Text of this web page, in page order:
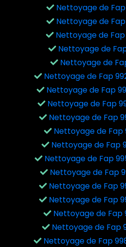
Nettoyage de
Nettoyage de
Nettoyage de
Nettoyage de
Nettoyage de
Nettoyage de Fap
Nettoyage de Fap
Nettoyage de Fap
Nettoyage de Fap
Nettoyage de Fap
Nettoyage de Fap
Nettoyage de Fap
Nettoyage de Fap
Nettoyage de Fap
Nettoyage de Fap
Nettoyage de Fap
Nettoyage de Fap
Nettoyage de Fap